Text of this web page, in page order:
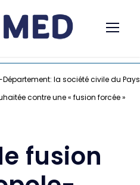
la société civile du Pays
contre une « fusion forcée »
fusion